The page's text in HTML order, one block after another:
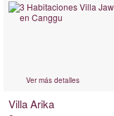
Ver más detalles
Villa Arika